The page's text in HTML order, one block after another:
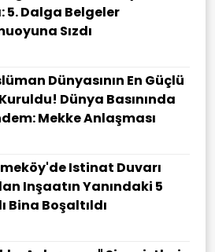
5. Dalga Belgeler
Sızdı
Dünyasının En Güçlü
Dünya Basınında
Mekke Anlaşması
Istinat Duvarı
Inşaatın Yanındaki 5
Bina Boşaltıldı